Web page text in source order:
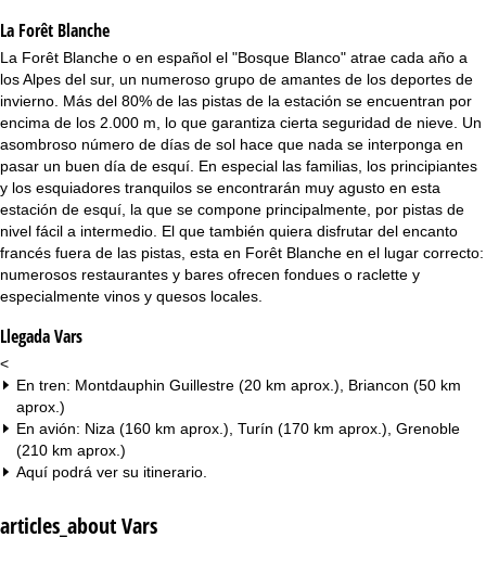
n
c
i
p
a
l
La Forêt Blanche
La Forêt Blanche o en español el "Bosque Blanco" atrae cada año a
los Alpes del sur, un numeroso grupo de amantes de los deportes de
invierno. Más del 80% de las pistas de la estación se encuentran por
encima de los 2.000 m, lo que garantiza cierta seguridad de nieve. Un
asombroso número de días de sol hace que nada se interponga en
pasar un buen día de esquí. En especial las familias, los principiantes
y los esquiadores tranquilos se encontrarán muy agusto en esta
estación de esquí, la que se compone principalmente, por pistas de
nivel fácil a intermedio. El que también quiera disfrutar del encanto
francés fuera de las pistas, esta en Forêt Blanche en el lugar correcto:
numerosos restaurantes y bares ofrecen fondues o raclette y
especialmente vinos y quesos locales.
Llegada Vars
<
En tren: Montdauphin Guillestre (20 km aprox.), Briancon (50 km
aprox.)
En avión: Niza (160 km aprox.), Turín (170 km aprox.), Grenoble
(210 km aprox.)
Aquí podrá ver su itinerario
articles_about Vars